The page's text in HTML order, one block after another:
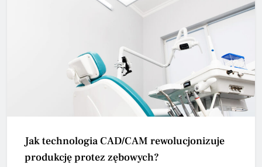
Jak technologia CAD/CAM rewolucjonizuje
produkcję protez zębowych?